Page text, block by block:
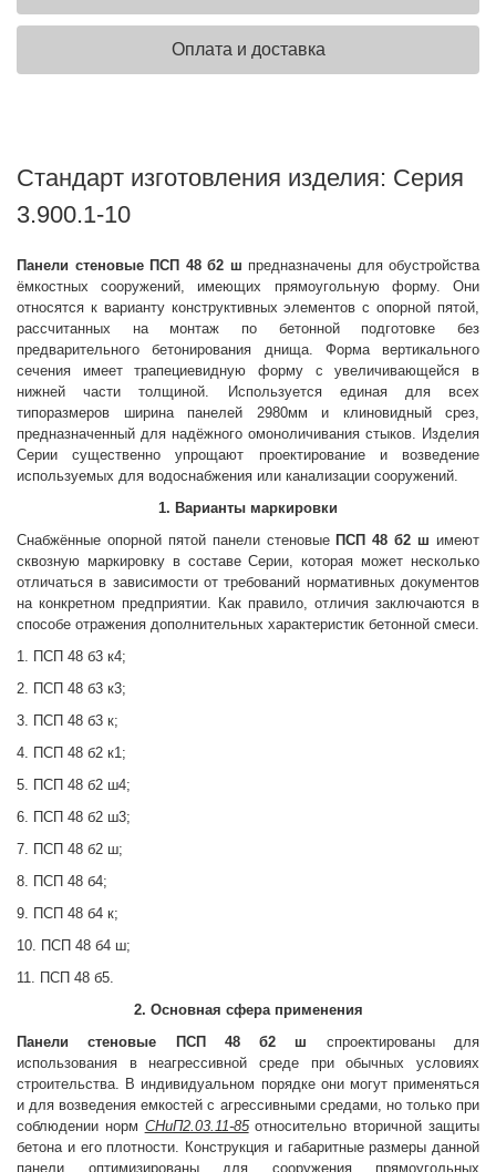
Оплата и доставка
Стандарт изготовления изделия: Серия
3.900.1-10
Панели стеновые ПСП 48 б2 ш предназначены для обустройства
ёмкостных сооружений, имеющих прямоугольную форму. Они
относятся к варианту конструктивных элементов с опорной пятой,
рассчитанных на монтаж по бетонной подготовке без
предварительного бетонирования днища. Форма вертикального
сечения имеет трапециевидную форму с увеличивающейся в
нижней части толщиной. Используется единая для всех
типоразмеров ширина панелей 2980мм и клиновидный срез,
предназначенный для надёжного омоноличивания стыков. Изделия
Серии существенно упрощают проектирование и возведение
используемых для водоснабжения или канализации сооружений.
1. Варианты маркировки
Снабжённые опорной пятой панели стеновые ПСП 48 б2 ш имеют
сквозную маркировку в составе Серии, которая может несколько
отличаться в зависимости от требований нормативных документов
на конкретном предприятии. Как правило, отличия заключаются в
способе отражения дополнительных характеристик бетонной смеси.
1. ПСП 48 б3 к4;
2. ПСП 48 б3 к3;
3. ПСП 48 б3 к;
4. ПСП 48 б2 к1;
5. ПСП 48 б2 ш4;
6. ПСП 48 б2 ш3;
7. ПСП 48 б2 ш;
8. ПСП 48 б4;
9. ПСП 48 б4 к;
10. ПСП 48 б4 ш;
11. ПСП 48 б5.
2. Основная сфера применения
Панели стеновые
ПСП 48 б2 ш спроектированы для
использования в неагрессивной среде при обычных условиях
строительства. В индивидуальном порядке они могут применяться
и для возведения емкостей с агрессивными средами, но только при
соблюдении норм СНиП2.03.11-85относительно вторичной защиты
бетона и его плотности. Конструкция и габаритные размеры данной
панели оптимизированы для сооружения прямоугольных